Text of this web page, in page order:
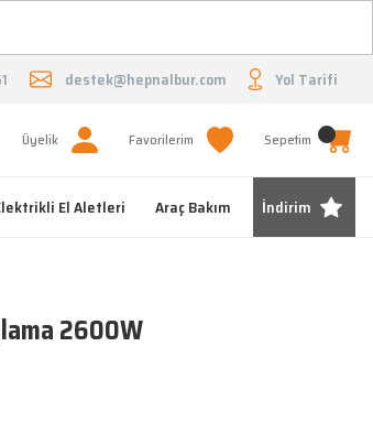
destek@hepnalbur.com Yol Tarifi
Üyelik Favorilerim Sepetim
El Aletleri Araç Bakım İndirim
2600W